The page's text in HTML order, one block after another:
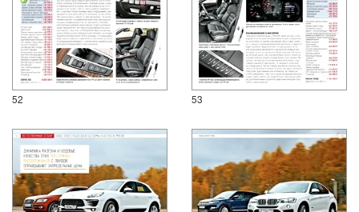
52 53